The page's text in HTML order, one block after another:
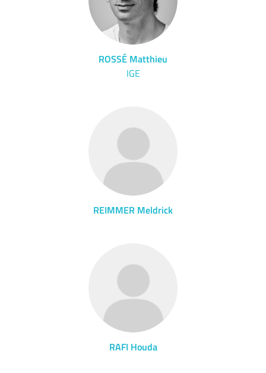
ROSSÉ Matthieu
IGE
REIMMER Meldrick
RAFI Houda